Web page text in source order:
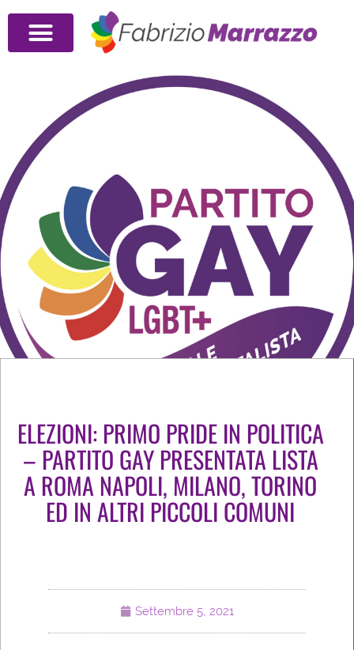
ELEZIONI: PRIMO PRIDE IN POLITICA
– PARTITO GAY PRESENTATA LISTA
A ROMA NAPOLI, MILANO, TORINO
ED IN ALTRI PICCOLI COMUNI
Settembre 5, 2021